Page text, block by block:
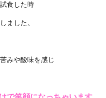
食した時
ました。
みや酸味を感じ